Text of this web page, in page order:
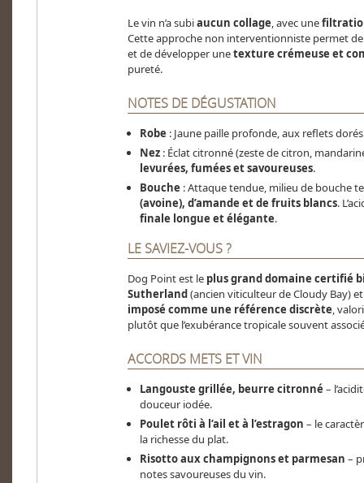
Le vin n’a subiaucun collage, avec une
Cette approche non interventionniste permet
et de développer unetexture crémeuse et
pureté.
NOTES DE DÉGUSTATION
Robe : Jaune paille profonde, aux reflets
Nez: Éclat citronné (zeste de citron,
levurées, fumées et savoureuses.
Bouche : Attaque tendue, milieu de bouche
(avoine), d’amande et de fruits blancs.
finale longue et élégante.
LE SAVIEZ-VOUS ?
Dog Point est le plus grand domaine certifié
Sutherland(ancien viticulteur de Cloudy Bay)
imposé comme une référence discrète,
plutôt que l’exubérance tropicale souvent
ACCORDS METS ET VIN
Langouste grillée, beurre citronné –
douceur iodée.
Poulet rôti à l’ail et à l’estragon – le
la richesse du plat.
Risotto aux champignons et parmesan –
notes savoureuses du vin.